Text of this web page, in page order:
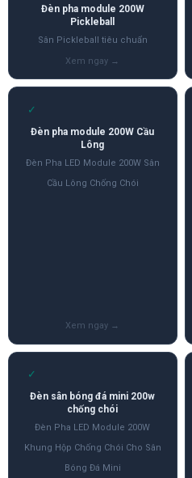
Đèn pha module 200W
Pickleball
Sân Pickleball tiêu chuẩn
✓
Đèn pha module 200W Cầu
Lông
Đèn Pha LED Module 200W Sân
Cầu Lông Chống Chói
✓
Đèn sân bóng đá mini 200w
chống chói
Đèn Pha LED Module 200W
Khung Hộp Chống Chói Cho Sân
Bóng Đá Mini